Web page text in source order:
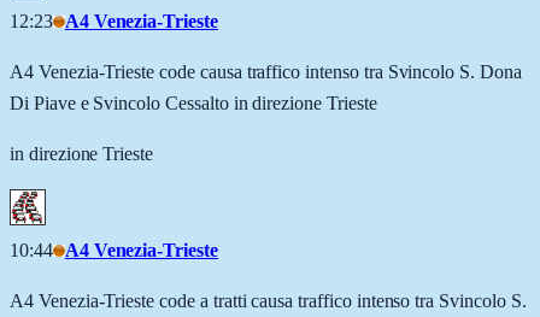
12:23 A4 Venezia-Trieste
A4 Venezia-Trieste code causa traffico intenso tra Svincolo S. Dona
Di Piave e Svincolo Cessalto in direzione Trieste
in direzione Trieste
10:44 A4 Venezia-Trieste
A4 Venezia-Trieste code a tratti causa traffico intenso tra Svincolo S.